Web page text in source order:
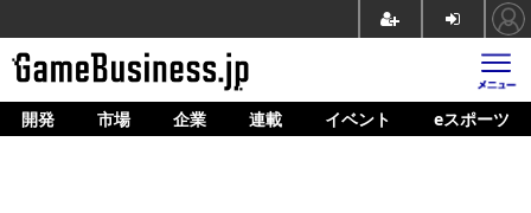
ホーム
開発 市場 企業 連載 イベント eスポーツ